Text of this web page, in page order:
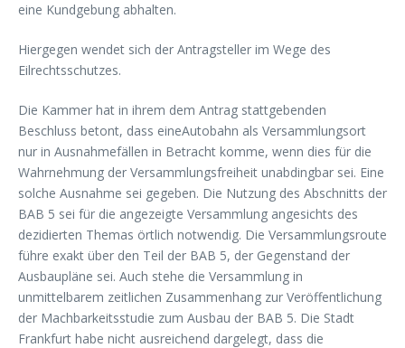
eine Kundgebung abhalten.
Hiergegen wendet sich der Antragsteller im Wege des
Eilrechtsschutzes.
Die Kammer hat in ihrem dem Antrag stattgebenden
Beschluss betont, dass eineAutobahn als Versammlungsort
nur in Ausnahmefällen in Betracht komme, wenn dies für die
Wahrnehmung der Versammlungsfreiheit unabdingbar sei. Eine
solche Ausnahme sei gegeben. Die Nutzung des Abschnitts der
BAB 5 sei für die angezeigte Versammlung angesichts des
dezidierten Themas örtlich notwendig. Die Versammlungsroute
führe exakt über den Teil der BAB 5, der Gegenstand der
Ausbaupläne sei. Auch stehe die Versammlung in
unmittelbarem zeitlichen Zusammenhang zur Veröffentlichung
der Machbarkeitsstudie zum Ausbau der BAB 5. Die Stadt
Frankfurt habe nicht ausreichend dargelegt, dass die